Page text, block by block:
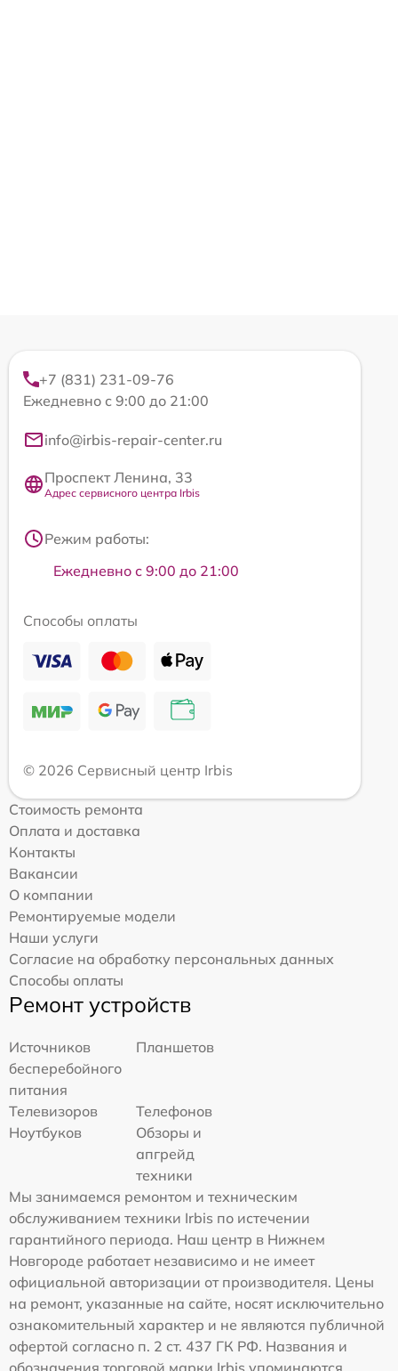
+7 (831) 231-09-76
Ежедневно с 9:00 до 21:00
info@irbis-repair-center.ru
Проспект Ленина, 33
Адрес сервисного центра Irbis
Режим работы:
Ежедневно с 9:00 до 21:00
Способы оплаты
© 2026 Сервисный центр Irbis
Стоимость ремонта
Оплата и доставка
Контакты
Вакансии
О компании
Ремонтируемые модели
Наши услуги
Согласие на обработку персональных данных
Способы оплаты
Ремонт устройств
Источников
бесперебойного
питания
Планшетов
Телевизоров
Телефонов
Ноутбуков
Обзоры и
апгрейд
техники
Мы занимаемся ремонтом и техническим
обслуживанием техники Irbis по истечении
гарантийного периода. Наш центр в Нижнем
Новгороде работает независимо и не имеет
официальной авторизации от производителя. Цены
на ремонт, указанные на сайте, носят исключительно
ознакомительный характер и не являются публичной
офертой согласно п. 2 ст. 437 ГК РФ. Названия и